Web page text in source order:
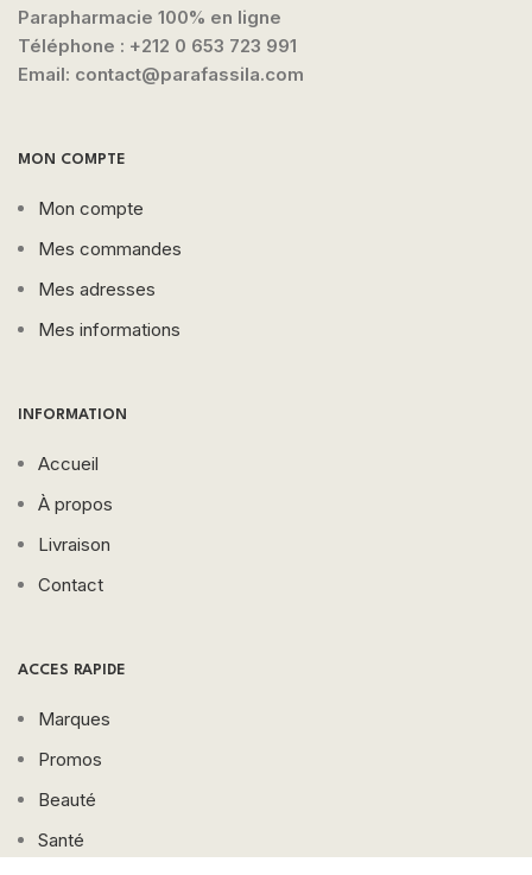
Parapharmacie 100% en ligne
Téléphone : +212 0 653 723 991
Email: contact@parafassila.com
MON COMPTE
Mon compte
Mes commandes
Mes adresses
Mes informations
INFORMATION
Accueil
À propos
Livraison
Contact
ACCES RAPIDE
Marques
Promos
Beauté
Santé